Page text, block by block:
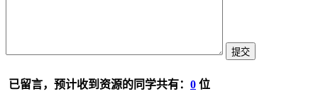
已留言，预计收到资源的同学共有： 0 位